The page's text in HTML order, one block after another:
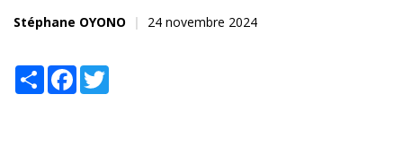
Stéphane OYONO 24 novembre 2024
ShareFacebook